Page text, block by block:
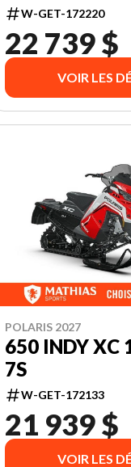
W-GET-172220
22 739 $
VOIR LES
POLARIS 2027
650 INDY XC
7S
W-GET-172133
21 939 $
VOIR LES